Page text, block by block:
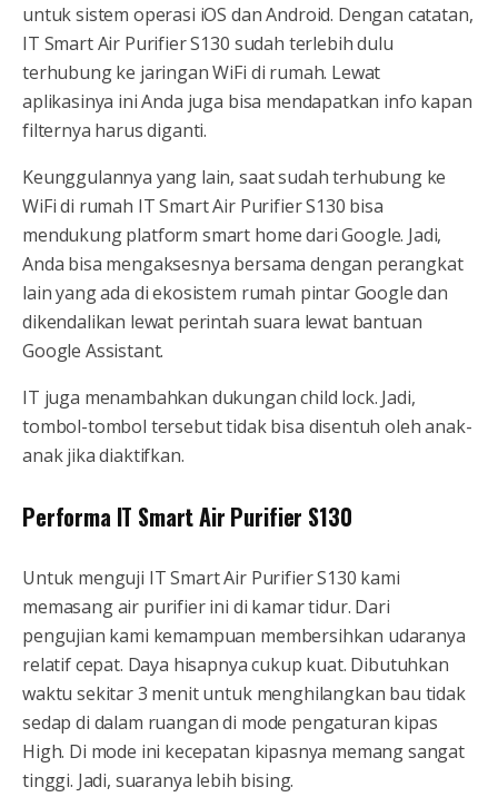
untuk sistem operasi iOS dan Android. Dengan catatan,
IT Smart Air Purifier S130 sudah terlebih dulu
terhubung ke jaringan WiFi di rumah. Lewat
aplikasinya ini Anda juga bisa mendapatkan info kapan
filternya harus diganti.
Keunggulannya yang lain, saat sudah terhubung ke
WiFi di rumah IT Smart Air Purifier S130 bisa
mendukung platform smart home dari Google. Jadi,
Anda bisa mengaksesnya bersama dengan perangkat
lain yang ada di ekosistem rumah pintar Google dan
dikendalikan lewat perintah suara lewat bantuan
Google Assistant.
IT juga menambahkan dukungan child lock. Jadi,
tombol-tombol tersebut tidak bisa disentuh oleh anak-
anak jika diaktifkan.
Performa IT Smart Air Purifier S130
Untuk menguji IT Smart Air Purifier S130 kami
memasang air purifier ini di kamar tidur. Dari
pengujian kami kemampuan membersihkan udaranya
relatif cepat. Daya hisapnya cukup kuat. Dibutuhkan
waktu sekitar 3 menit untuk menghilangkan bau tidak
sedap di dalam ruangan di mode pengaturan kipas
High. Di mode ini kecepatan kipasnya memang sangat
tinggi. Jadi, suaranya lebih bising.